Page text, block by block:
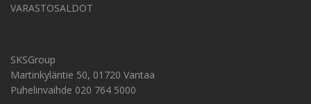
VARASTOSALDOT
SKSGroup
Martinkyläntie 50, 01720 Vantaa
Puhelinvaihde 020 764 5000